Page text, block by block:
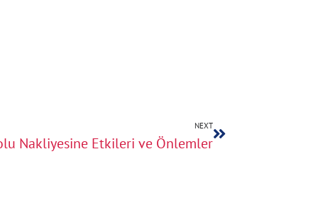
NEXT
Nakliyesine Etkileri ve Önlemler